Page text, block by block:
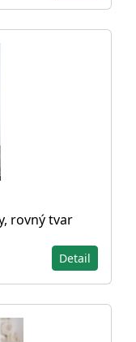
rovný tvar
Detail